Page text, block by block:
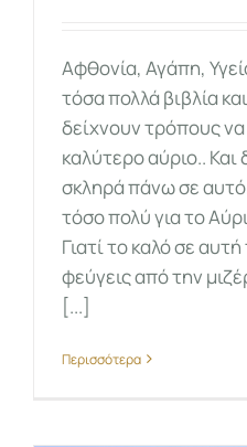
Αφθονία, Αγάπη,
τόσα πολλά βιβλία
δείχνουν τρόπους
καλύτερο αύριο.. Και
σκληρά πάνω σε
τόσο πολύ για το
Γιατί το καλό σε
φεύγεις από την
[...]
Περισσότερα